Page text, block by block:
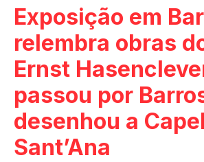
Exposição em
relembra obras
Ernst
passou por
desenhou a
Sant’Ana